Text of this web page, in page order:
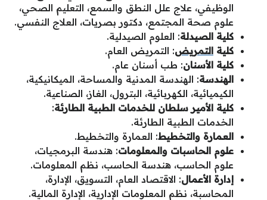
الوظيفي، علاج علل النطق والسمع، التعليم الصحي،
علوم صحة المجتمع، دكتور بصريات، العلاج النفسي.
كلية الصيدلة: العلوم الصيدلية.
كلية التمريض: التمريض العام.
كلية الأسنان: طب أسنان عام.
الهندسة: الهندسة المدنية والمساحة، الميكانيكية،
الكيميائية، الكهربائية، البترول، الغاز، الصناعية.
كلية الأمير سلطان للخدمات الطبية الطارئة:
الخدمات الطبية الطارئة.
العمارة والتخطيط: العمارة والتخطيط.
علوم الحاسبات والمعلومات: هندسة البرمجيات،
علوم الحاسب، هندسة الحاسب، نظم المعلومات.
إدارة الأعمال: الاقتصاد العام، التسويق، الإدارة،
المحاسبة، نظم المعلومات الإدارية، الإدارة المالية.